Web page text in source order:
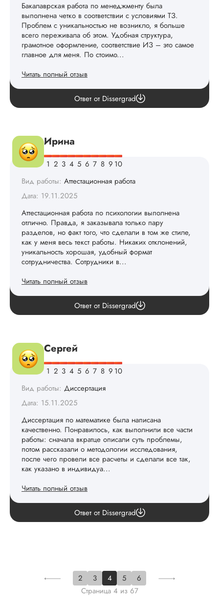
Бакалаврская работа по менеджменту была
выполнена четко в соответствии с условиями ТЗ.
Проблем с уникальностью не возникло, я больше
всего переживала об этом. Удобная структура,
грамотное оформление, соответствие ИЗ – это самое
главное для меня. По стоимо...
Читать полный отзыв
Ответ от Dissergrad
Ирина
Вид работы: Аттестационная работа
Дата: 19.11.2025
Аттестационная работа по психологии выполнена
отлично. Правда, я заказывала только пару
разделов, но факт того, что сделали в том же стиле,
как у меня весь текст работы. Никаких отклонений,
уникальность хорошая, удобный формат
сотрудничества. Сотрудники в...
Читать полный отзыв
Ответ от Dissergrad
Сергей
Вид работы: Диссертация
Дата: 15.11.2025
Диссертация по математике была написана
качественно. Понравилось, как выполнили все части
работы: сначала вкратце описали суть проблемы,
потом рассказали о методологии исследования,
после чего провели все расчеты и сделали все так,
как указано в индивидуа...
Читать полный отзыв
Ответ от Dissergrad
Страница 4из 67
2 3 4 5 6